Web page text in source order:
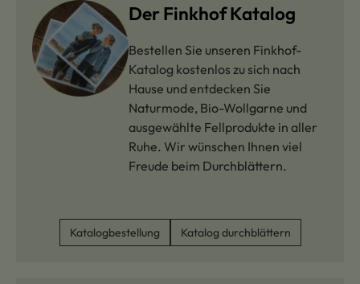
Der Finkhof Katalog
Bestellen Sie unseren Finkhof-
Katalog kostenlos zu sich nach
Hause und entdecken Sie
Naturmode, Bio-Wollgarne und
ausgewählte Fellprodukte in aller
Ruhe. Wir wünschen Ihnen viel
Freude beim Durchblättern.
Katalogbestellung Katalog durchblättern